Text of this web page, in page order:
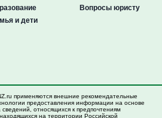
и дети
Вопросы юристу
применяются внешние рекомендательные
предоставления информации на основе
относящихся к предпочтениям
на территории Российской